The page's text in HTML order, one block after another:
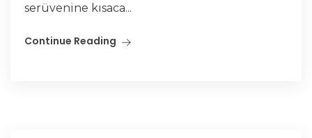
serüvenine kısaca...
Continue Reading